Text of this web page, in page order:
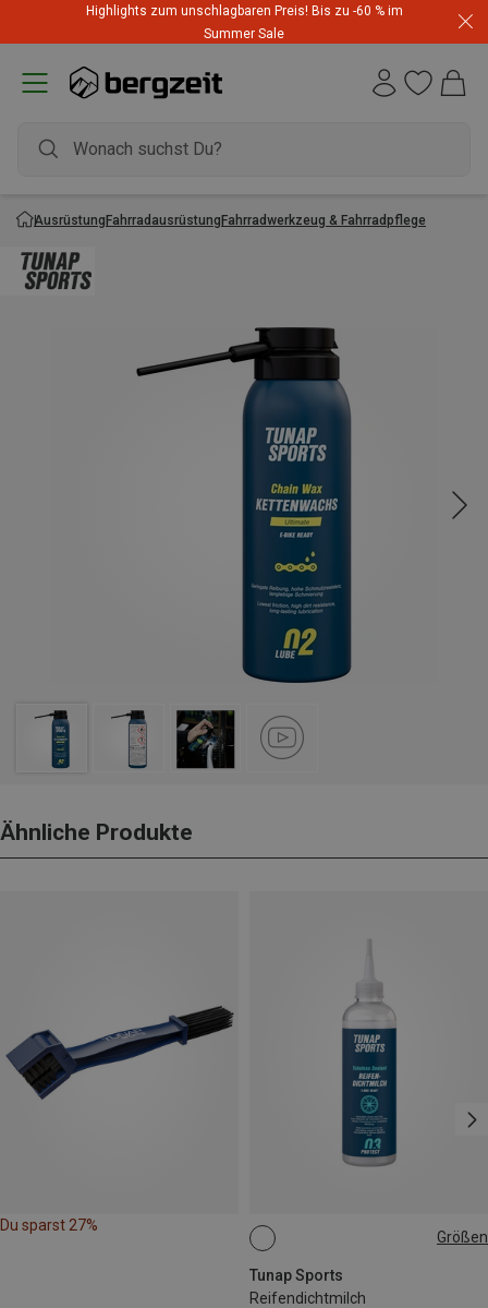
Highlights zum unschlagbaren Preis! Bis zu -60 % im
Summer Sale
AusrüstungFahrradausrüstungFahrradwerkzeug & Fahrradpflege
Ähnliche Produkte
Du sparst 27%
Größen
Tunap Sports
Reifendichtmilch
250 ML